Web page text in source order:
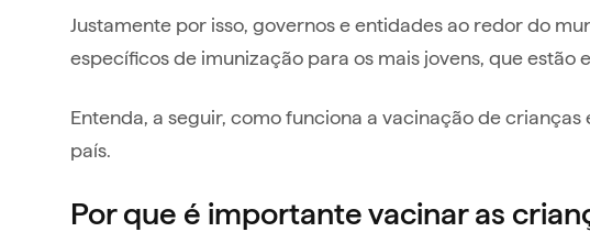
Justamente por isso, governos e entidades ao redor do
específicos de imunização para os mais jovens, que estão
Entenda, a seguir, como funciona a vacinação de
país.
Por que é importante vacinar as